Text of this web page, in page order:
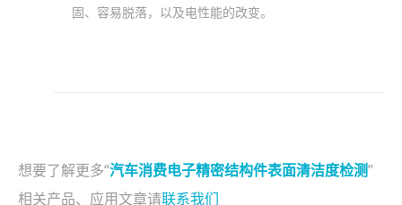
固、容易脱落，以及电性能的改变。
想要了解更多“汽车消费电子精密结构件表面清洁度检测”
相关产品、应用文章请联系我们